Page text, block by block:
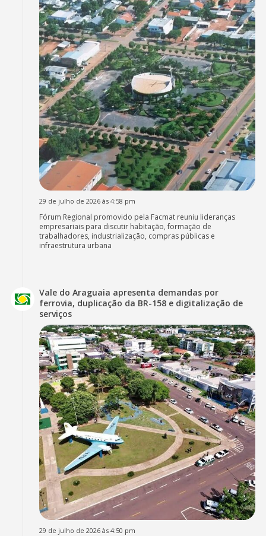
29 de julho de 2026 às 4:58 pm
Fórum Regional promovido pela Facmat reuniu lideranças
empresariais para discutir habitação, formação de
trabalhadores, industrialização, compras públicas e
infraestrutura urbana
Vale do Araguaia apresenta demandas por
ferrovia, duplicação da BR-158 e digitalização de
serviços
29 de julho de 2026 às 4:50 pm